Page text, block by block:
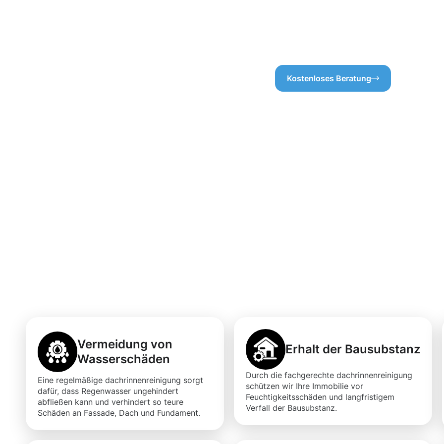
Kostenloses Beratung
Vermeidung von
Wasserschäden
Eine regelmäßige dachrinnenreinigung sorgt
dafür, dass Regenwasser ungehindert
abfließen kann und verhindert so teure
Schäden an Fassade, Dach und Fundament.
Erhalt der Bausubstanz
Durch die fachgerechte dachrinnenreinigung
schützen wir Ihre Immobilie vor
Feuchtigkeitsschäden und langfristigem
Verfall der Bausubstanz.